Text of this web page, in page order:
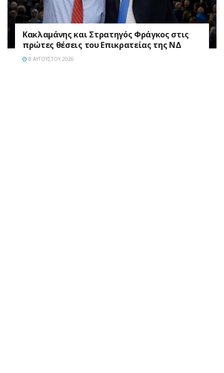
Κακλαμάνης και Στρατηγός Φράγκος στις
πρώτες θέσεις του Επικρατείας της ΝΔ
8 ΑΥΓΟΎΣΤΟΥ 2026